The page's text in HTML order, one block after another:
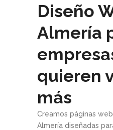
Diseño
Almería
quieren
más
Creamos páginas
Almería diseñadas